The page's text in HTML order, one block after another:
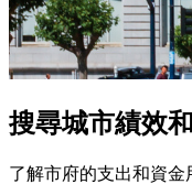
搜尋城市績效
了解市府的支出和資